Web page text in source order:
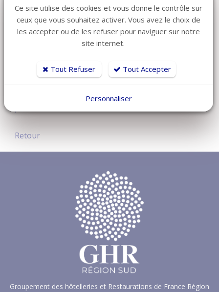
en cas de maladie.
Avis du Conseil d’Etat du 11 mars
2024 :https://conseil-etat.fr/avis-
gouvernement/avis-portant-sur-la-mise-en-
conformite-des-dispositions-du-code-du-travail-en-
matiere-d-acquisition-de-conges-pendant-les-
Retour
Groupement des hôtelleries et Restaurations de France Région
Ce site utilise des cookies et vous donne le contrôle sur
ceux que vous souhaitez activer. Vous avez le choix de
les accepter ou de les refuser pour naviguer sur notre
site internet.
Tout Refuser Tout Accepter
Personnaliser